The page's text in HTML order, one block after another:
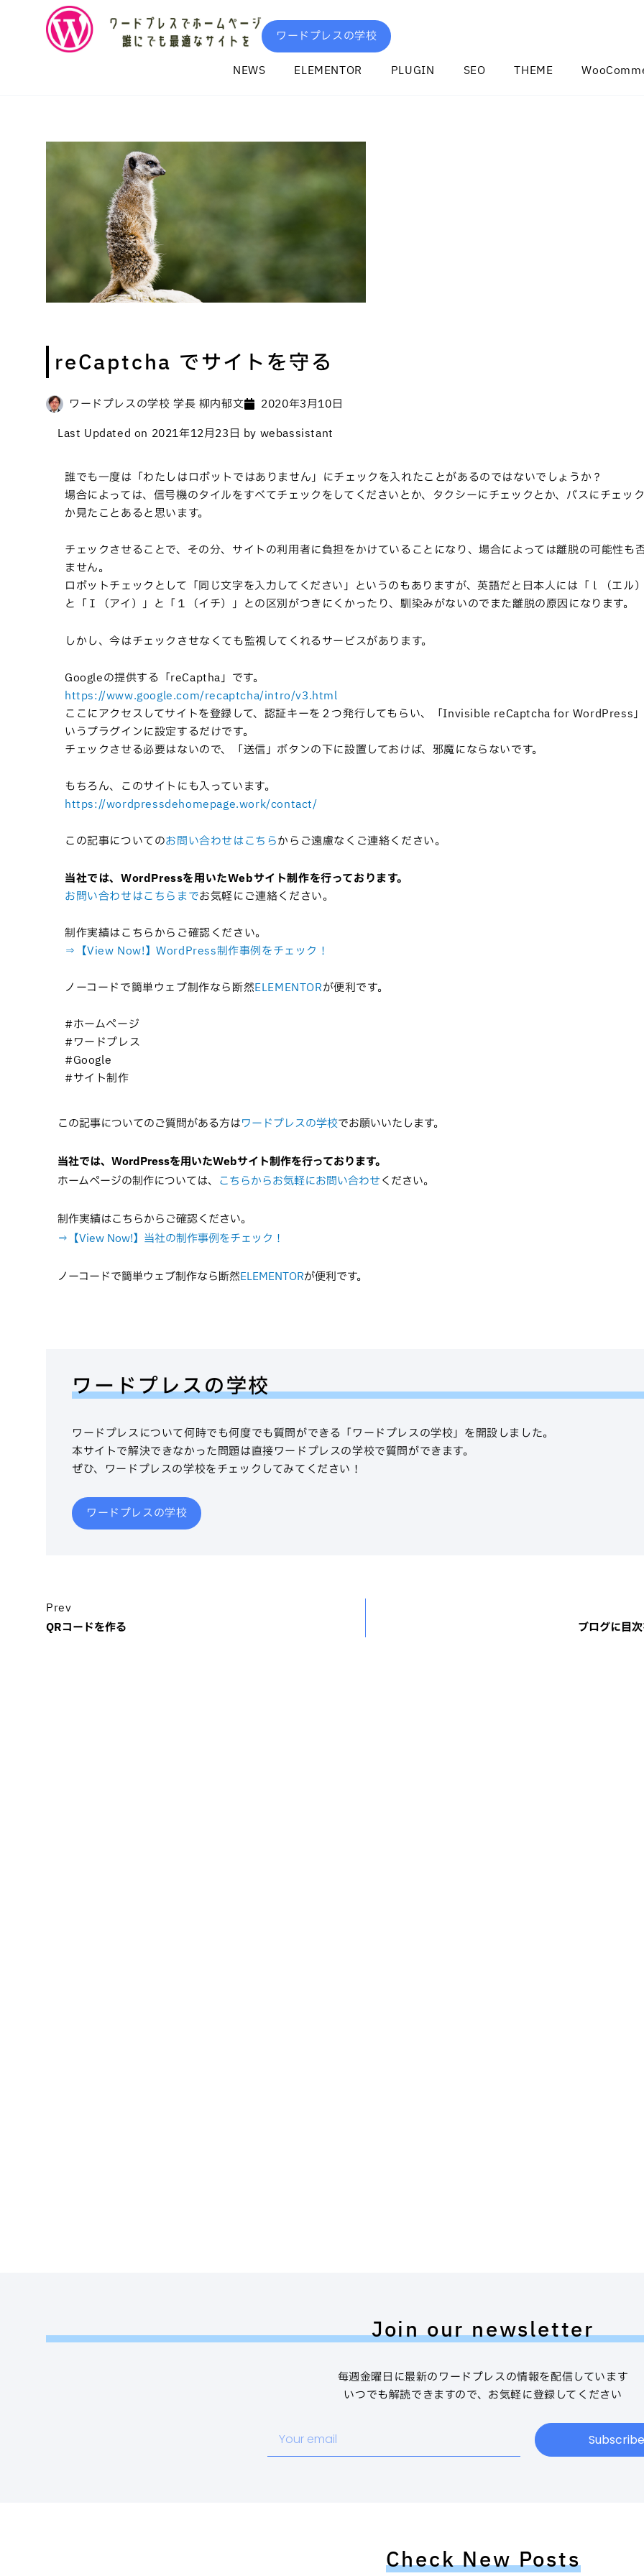
ワードプレスの学校
NEWS ELEMENTOR PLUGIN SEO THEME
reCaptcha でサイトを守る
ワードプレスの学校 学長 柳内郁文
2020年3月10日
Last Updated on 2021年12月23日 by webassistant
誰でも一度は「わたしはロボットではありません」にチェックを入れたことがあるのではないでしょうか？
場合によっては、信号機のタイルをすべてチェックをしてくださいとか、タクシーにチェックとか、バスにチェッ
か見たことあると思います。
チェックさせることで、その分、サイトの利用者に負担をかけていることになり、場合によっては離脱の可能性も
ません。
ロボットチェックとして「同じ文字を入力してください」というのもありますが、英語だと日本人には「ｌ（エル
と「Ｉ（アイ）」と「１（イチ）」との区別がつきにくかったり、馴染みがないのでまた離脱の原因になります。
しかし、今はチェックさせなくても監視してくれるサービスがあります。
Googleの提供する「reCaptha」です。
https://www.google.com/recaptcha/intro/v3.html
ここにアクセスしてサイトを登録して、認証キーを２つ発行してもらい、「Invisible reCaptcha for WordPress
いうプラグインに設定するだけです。
チェックさせる必要はないので、「送信」ボタンの下に設置しておけば、邪魔にならないです。
もちろん、このサイトにも入っています。
https://wordpressdehomepage.work/contact/
この記事についてのお問い合わせはこちらからご遠慮なくご連絡ください。
当社では、WordPressを用いたWebサイト制作を行っております。
お問い合わせはこちらまでお気軽にご連絡ください。
制作実績はこちらからご確認ください。
⇒【View Now!】WordPress制作事例をチェック！
ノーコードで簡単ウェブ制作なら断然ELEMENTORが便利です。
#ホームページ
#ワードプレス
#Google
#サイト制作
この記事についてのご質問がある方はワードプレスの学校でお願いいたします。
当社では、WordPressを用いたWebサイト制作を行っております。
ホームページの制作については、 こちらからお気軽にお問い合わせください。
制作実績はこちらからご確認ください。
⇒【View Now!】当社の制作事例をチェック！
ノーコードで簡単ウェブ制作なら断然ELEMENTORが便利です。
ワードプレスの学校
ワードプレスについて何時でも何度でも質問ができる「ワードプレスの学校」を開設しました。
本サイトで解決できなかった問題は直接ワードプレスの学校で質問ができます。
ぜひ、ワードプレスの学校をチェックしてみてください！
ワードプレスの学校
Prev
QRコードを作る
ブログに目
Join our newsletter
毎週金曜日に最新のワードプレスの情報を配信しています
いつでも解読できますので、お気軽に登録してください
email
Subscribe
Check New Posts